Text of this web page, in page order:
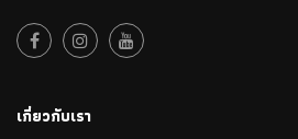
เกี่ยวกับเรา